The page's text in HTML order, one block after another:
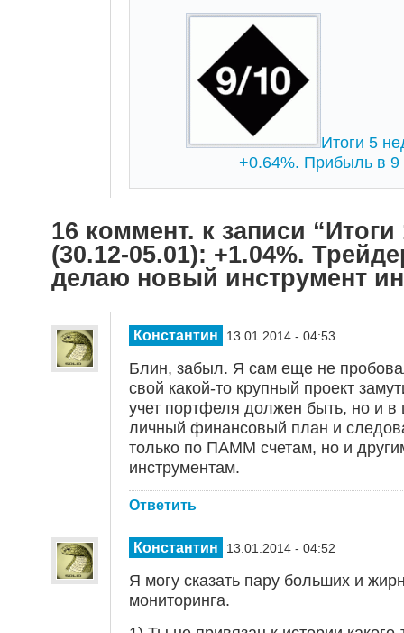
Итоги 5
+0.64%. Прибыль в 9
16 коммент. к записи
(30.12-05.01): +1.04%.
делаю новый инструмент
Константин 13.01.2014 - 04:53
Блин, забыл. Я сам еще не
свой какой-то крупный проект
учет портфеля должен быть, но и в
личный финансовый план и
только по ПАММ счетам, но и
инструментам.
Ответить
Константин 13.01.2014 - 04:52
Я могу сказать пару больших и
мониторинга.